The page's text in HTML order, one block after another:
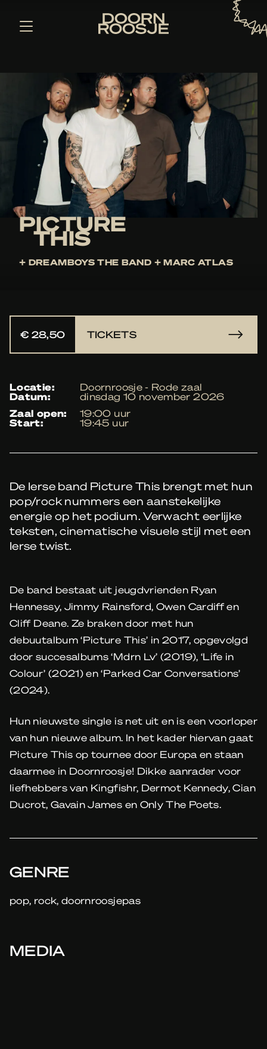
PICTURE
THIS
+ DREAMBOYS THE BAND + MARC ATLAS
€ 28,50 TICKETS
locatie: Doornroosje - Rode zaal
datum:
dinsdag 10 november 2026
zaal open:
19:00 uur
start: 19:45 uur
De Ierse band Picture This brengt met hun
pop/rock nummers een aanstekelijke
energie op het podium. Verwacht eerlijke
teksten, cinematische visuele stijl met een
Ierse twist.
De band bestaat uit jeugdvrienden Ryan
Hennessy, Jimmy Rainsford, Owen Cardiff en
Cliff Deane. Ze braken door met hun
debuutalbum ‘Picture This’ in 2017, opgevolgd
door succesalbums ‘Mdrn Lv’ (2019), ‘Life in
Colour’ (2021) en ‘Parked Car Conversations’
(2024).
Hun nieuwste single is net uit en is een voorloper
van hun nieuwe album. In het kader hiervan gaat
Picture This op tournee door Europa en staan
daarmee in Doornroosje! Dikke aanrader voor
liefhebbers van Kingfishr, Dermot Kennedy, Cian
Ducrot, Gavain James en Only The Poets.
GENRE
pop, rock, doornroosjepas
MEDIA